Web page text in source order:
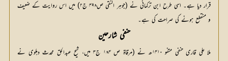
قرار دیا ہے۔ اسی طرح ابن ترکمانی نے (جوہر النقی ص۴۹۸ ج۲) میں اس روایت کے ضعیف
و منقطع ہونے کی صراحت کی ہے۔
حنفی شارحین
ملا علی قاری حنفی متفو ۱۴۱۰ھ نے (مرقاۃ ص ۱۸۴ ج۳ میں، شیح عبدالحق محدث دہلوی نے